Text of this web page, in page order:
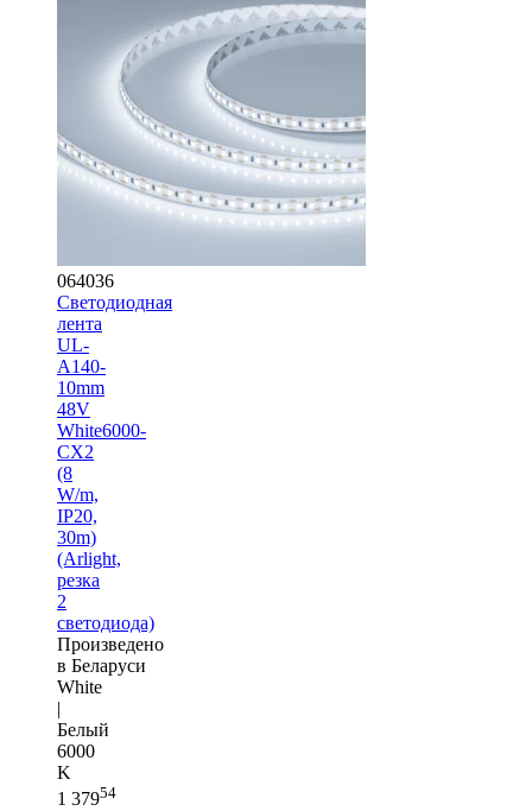
064036
Светодиодная
лента
UL-
A140-
10mm
48V
White6000-
CX2
(8
W/m,
IP20,
30m)
(Arlight,
резка
2
светодиода)
Произведено
в Беларуси
White
|
Белый
6000
K
1 37954